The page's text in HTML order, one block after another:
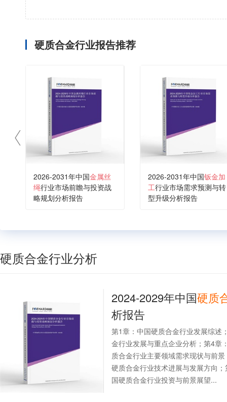
硬质合金行业报告推荐
2026-2031年中国金属丝
绳行业市场前瞻与投资战
略规划分析报告
2026-2031年中国钣金加
工行业市场需求预测与转
型升级分析报告
硬质合金行业分析
2024-2029年中国硬质
析报告
第1章：中国硬质合金行业发展综述
金行业发展与重点企业分析；第4章
质合金行业主要领域需求现状与前
硬质合金行业技术进展与发展方向
国硬质合金行业投资与前景展望...